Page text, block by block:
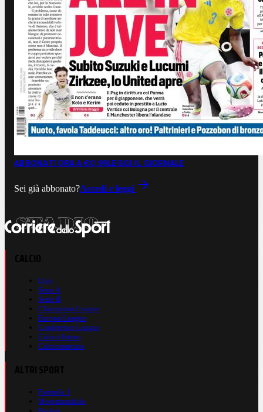
ABBONATI ORA A €0,99LEGGI IL GIORNALE
Sei già abbonato?Accedi e leggi
Live
Serie A
Serie B
Champions League
Europa League
Conference League
Calcio Estero
Calciomercato
Formula 1
Motomondiale